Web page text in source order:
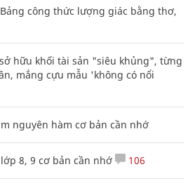
công thức lượng giác bằng thơ,
hữu khối tài sản "siêu khủng", từng
mắng cựu mẫu 'không có nổi
nguyên hàm cơ bản cần nhớ
8, 9 cơ bản cần nhớ 106